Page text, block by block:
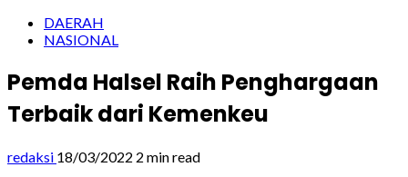
DAERAH
NASIONAL
Pemda Halsel Raih Penghargaan
Terbaik dari Kemenkeu
redaksi 18/03/2022 2 min read